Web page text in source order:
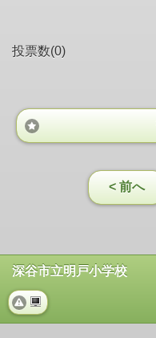
投票数(0)
< 前へ
深谷市立明戸小学校